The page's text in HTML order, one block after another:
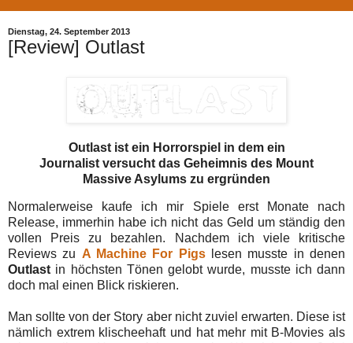
Dienstag, 24. September 2013
[Review] Outlast
Outlast ist ein Horrorspiel in dem ein
Journalist versucht das Geheimnis des Mount
Massive Asylums zu ergründen
Normalerweise kaufe ich mir Spiele erst Monate nach
Release, immerhin habe ich nicht das Geld um ständig den
vollen Preis zu bezahlen. Nachdem ich viele kritische
Reviews zu A Machine For Pigs
lesen musste in denen
Outlastin höchsten Tönen gelobt wurde, musste ich dann
doch mal einen Blick riskieren.
Man sollte von der Story aber nicht zuviel erwarten. Diese ist
nämlich extrem klischeehaft und hat mehr mit B-Movies als